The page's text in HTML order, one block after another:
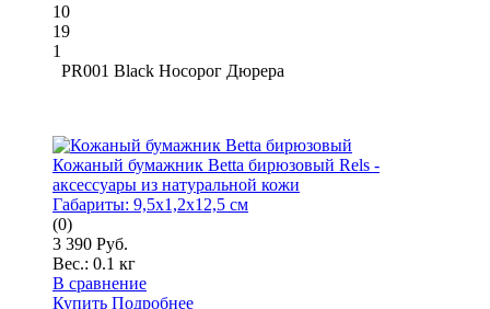
10
19
1
PR001 Black Носорог Дюрера
Кожаный бумажник Betta бирюзовый Rels -
аксессуары из натуральной кожи
Габариты: 9,5x1,2x12,5 см
(0)
3 390 Руб.
Вес.: 0.1 кг
В сравнение
Купить Подробнее